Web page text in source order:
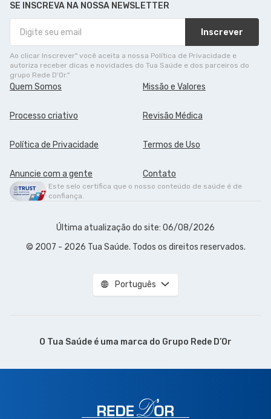
SE INSCREVA NA NOSSA NEWSLETTER
Inscrever
Ao clicar Inscrever" você aceita a nossa Política de Privacidade e
autoriza receber dicas e novidades do Tua Saúde e dos parceiros do
grupo Rede D'Or."
Quem Somos Missão e Valores
Processo criativo Revisão Médica
Política de Privacidade Termos de Uso
Anuncie com a gente Contato
Este selo certifica que o nosso conteúdo de saúde é de
confiança.
Última atualização do site: 06/08/2026
© 2007 - 2026 Tua Saúde. Todos os direitos reservados.
Português
O Tua Saúde é uma marca do Grupo Rede D’Or